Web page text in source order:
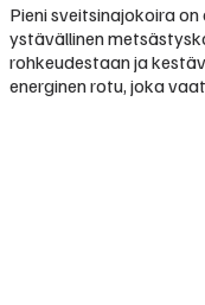
Pieni sveitsinajokoira
ystävällinen
rohkeudestaan ja
energinen rotu, joka